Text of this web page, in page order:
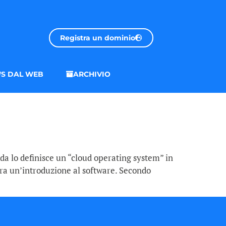
Registra un dominio
DAL WEB ARCHIVIO
lo definisce un “cloud operating system” in
un’introduzione al software. Secondo